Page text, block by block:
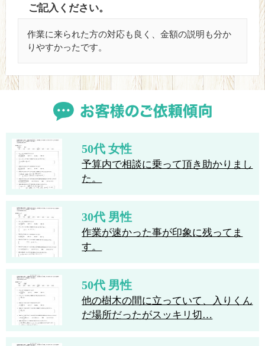
ご記入ください。
作業に来られた方の対応も良く、金額の説明も分か
りやすかったです。
50代 女性
予算内で相談に乗って頂き助かりまし
た。
30代 男性
作業が速かった事が印象に残ってま
す。
50代 男性
他の樹木の間に立っていて、入りくん
だ場所だったがスッキリ切…